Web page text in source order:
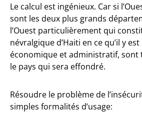
Le calcul est ingénieux. Car si
sont les deux plus grands
l’Ouest particulièrement qui
névralgique d’Haiti en ce qu’il y
économique et administratif, sont
le pays qui sera effondré.
Résoudre le problème de
simples formalités d’usage: